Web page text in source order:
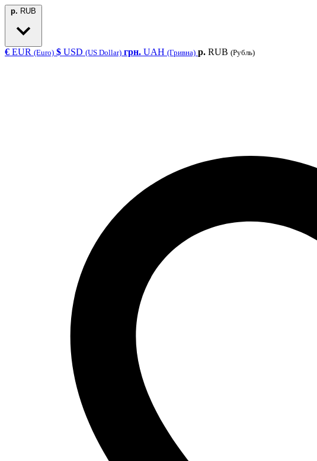
р. RUB
€ EUR (Euro) $ USD (US Dollar) грн. UAH (Гривна) р. RUB (Рубль)